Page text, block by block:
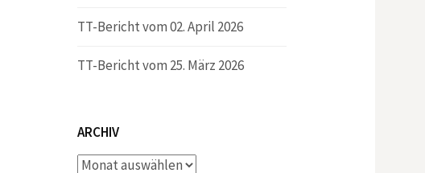
TT-Bericht vom 02. April 2026
TT-Bericht vom 25. März 2026
ARCHIV
Archiv